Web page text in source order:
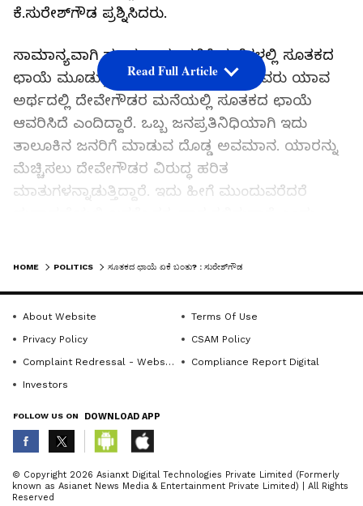
ಕೆ.ಸುರೇಶ್‌ಗೌಡ ಪ್ರಶ್ನಿಸಿದರು.
ಸಾಮಾನ್ಯವಾಗಿ ಹಲವು ಕಾರಣಗಳಿಗೆ ಮನೆಗಳಲ್ಲಿ ಸೂತಕದ
ಛಾಯೆ ಮೂಡುತ್ತದೆ. ಚಲುವರಾಯಸ್ವಾಮಿ ಅವರು ಯಾವ
ಅರ್ಥದಲ್ಲಿ ದೇವೇಗೌಡರ ಮನೆಯಲ್ಲಿ ಸೂತಕದ ಛಾಯೆ
ಆವರಿಸಿದೆ ಎಂದಿದ್ದಾರೆ. ಒಬ್ಬ ಜನಪ್ರತಿನಿಧಿಯಾಗಿ ಇದು
ತಾಲೂಕಿನ ಜನರಿಗೆ ಮಾಡುವ ದೊಡ್ಡ ಅವಮಾನ. ಯಾರನ್ನು
ಮೆಚ್ಚಿಸಲು ದೇವೇಗೌಡರ ವಿರುದ್ಧ ಹರಿತ
ಮಾತುಗಳನ್ನಾಡುತ್ತಿದ್ದಾರೆ. ಇದು ಹೀಗೆ ಮುಂದುವರೆದರೆ
ದೇವೇಗೌಡರ ಪ್ಲಾನ್ ವಿಫಲವಾಯಿತು
ದೇವೇಗೌಡರ ಪ್ಲಾನ್ ವಿಫಲವಾಯಿತು ಎಂದಿದ್ದಾರೆ. ನಾವೇನು
ಪ್ಲಾನ್ ಹಾಕಿಕೊಂಡಿದ್ದೆವು. ಸಿದ್ದರಾಮಯ್ಯನವರನ್ನು ಕೆಳಗಿಳಿಸಿ
ಡಿ.ಕೆ.ಶಿವಕುಮಾರ್ ಅವರನ್ನು ಮುಖ್ಯಮಂತ್ರಿ ಮಾಡುತ್ತಿದ್ದಾರೆ.
ದೇವೇಗೌಡರಿಗೂ ಏನು ಸಂಬಂಧ. ದೇವೇಗೌಡರ
ಕುಟುಂಬವನ್ನು ತೆಗಳಿದರಷ್ಟೇ ತಮ್ಮನ್ನು ಡಿ.ಕೆ.ಶಿವಕುಮಾರ್
ಸಚಿವ ಸಂಪುಟಕ್ಕೆ ತೆಗೆದುಕೊಳ್ಳಬಹುದು ಎಂದು
ಚಲುವರಾಯಸ್ವಾಮಿ ಭಾವಿಸಿದಂತಿದೆ ಎಂದು ಟೀಕಿಸಿದರು.
Read Full Article
ABOUT THE AUTHOR
K KannadaprabhaNewsNetwork
HOME POLITICS ಸೂತಕದ ಛಾಯೆ ಏಕೆ ಬಂತು? : ಸುರೇಶ್‌ಗೌಡ
About Website
Terms Of Use
Privacy Policy
CSAM Policy
Complaint Redressal - Website
Compliance Report Digital
Investors
FOLLOW US ON DOWNLOAD APP
© Copyright 2026 Asianxt Digital Technologies Private Limited (Formerly
known as Asianet News Media & Entertainment Private Limited) | All Rights
Reserved